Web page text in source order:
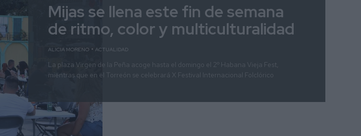
Mijas se llena este fin de semana
de ritmo, color y multiculturalidad
ALICIA MORENO ACTUALIDAD
La plaza Virgen de la Peña acoge hasta el domingo el 2º Habana Vieja Fest,
mientras que en el Torreón se celebrará X Festival Internacional Folclórico